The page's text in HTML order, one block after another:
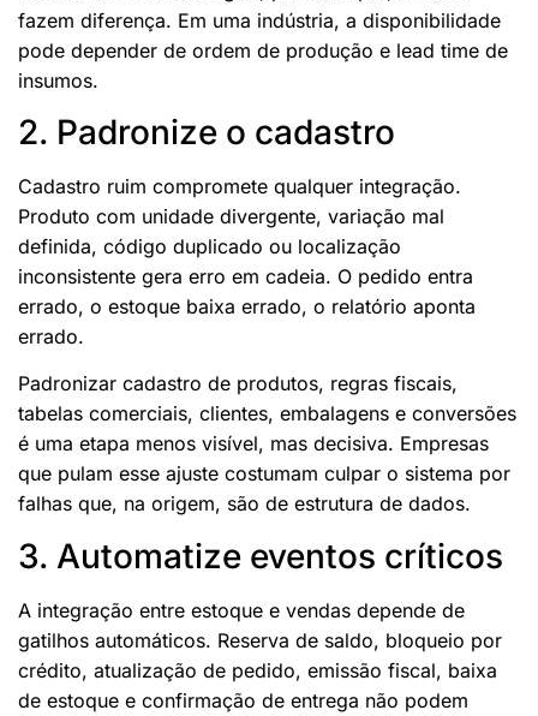
fazem diferença. Em uma indústria, a disponibilidade
pode depender de ordem de produção e lead time de
insumos.
2. Padronize o cadastro
Cadastro ruim compromete qualquer integração.
Produto com unidade divergente, variação mal
definida, código duplicado ou localização
inconsistente gera erro em cadeia. O pedido entra
errado, o estoque baixa errado, o relatório aponta
errado.
Padronizar cadastro de produtos, regras fiscais,
tabelas comerciais, clientes, embalagens e conversões
é uma etapa menos visível, mas decisiva. Empresas
que pulam esse ajuste costumam culpar o sistema por
falhas que, na origem, são de estrutura de dados.
3. Automatize eventos críticos
A integração entre estoque e vendas depende de
gatilhos automáticos. Reserva de saldo, bloqueio por
crédito, atualização de pedido, emissão fiscal, baixa
de estoque e confirmação de entrega não podem